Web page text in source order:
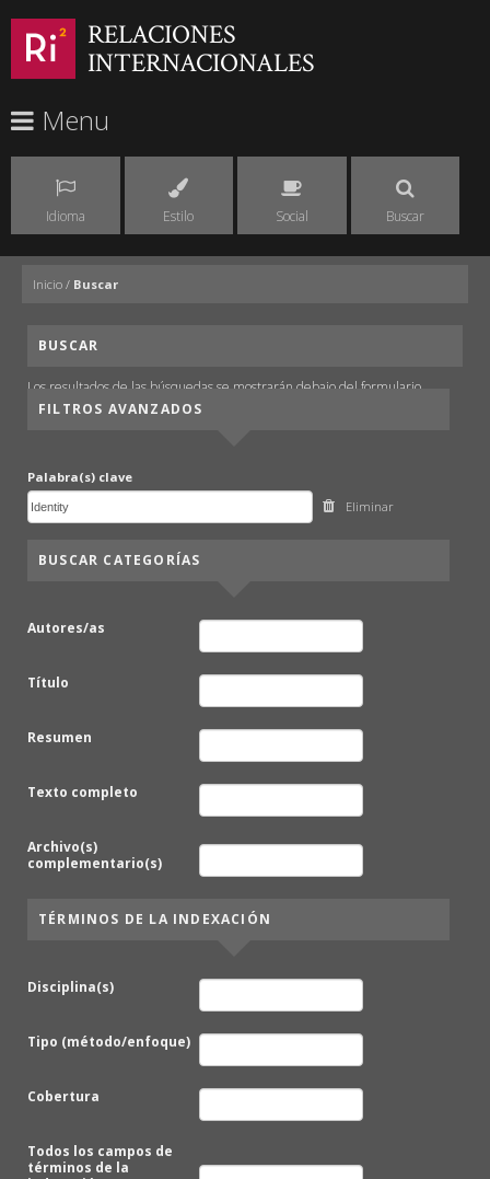
RELACIONES
INTERNACIONALES
Menu
Idioma Estilo Social Buscar
Inicio / Buscar
BUSCAR
Los resultados de las búsquedas se mostrarán debajo del formulario.
FILTROS AVANZADOS
Palabra(s) clave
Eliminar
BUSCAR CATEGORÍAS
Autores/as
Título
Resumen
Texto completo
Archivo(s)
complementario(s)
TÉRMINOS DE LA INDEXACIÓN
Disciplina(s)
Tipo (método/enfoque)
Cobertura
Todos los campos de
términos de la